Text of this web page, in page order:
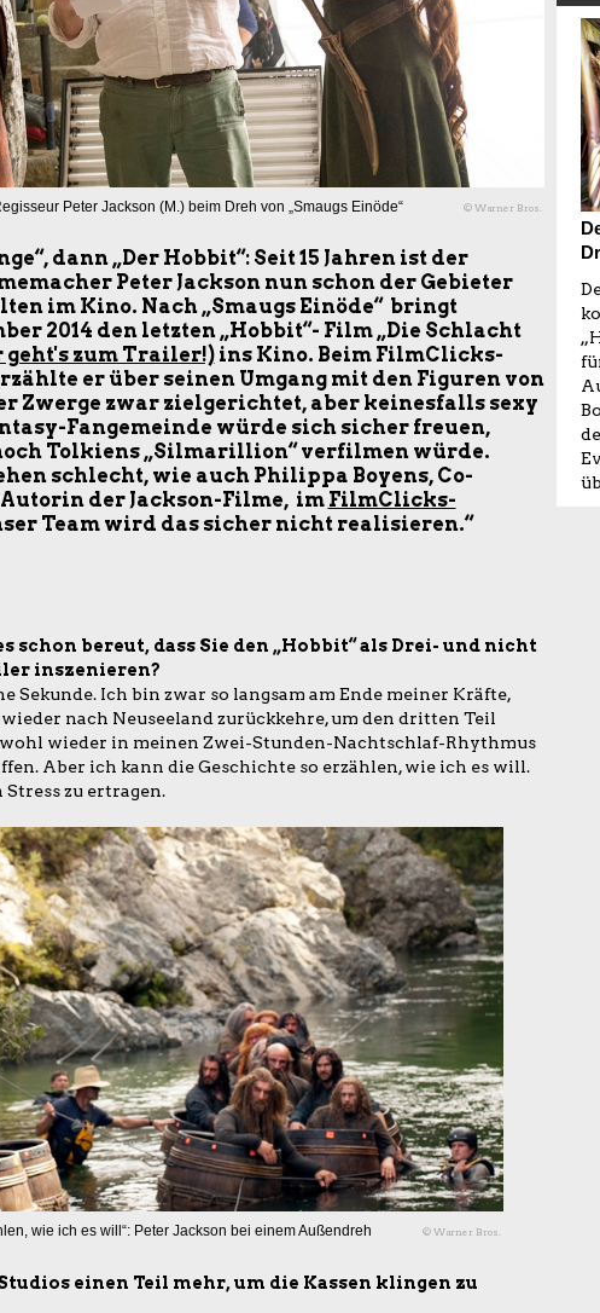
Peter Jackson (M.) beim Dreh von „Smaugs Einöde“ © Warner Bros.
dann „Der Hobbit“: Seit 15 Jahren ist der
Peter Jackson nun schon der Gebieter
im Kino. Nach „Smaugs Einöde“ bringt
2014 den letzten „Hobbit“- Film „Die Schlacht
geht's zum Trailer!)ins Kino. Beim FilmClicks-
er über seinen Umgang mit den Figuren von
Zwerge zwar zielgerichtet, aber keinesfalls sexy
Fangemeinde würde sich sicher freuen,
Tolkiens „Silmarillion“ verfilmen würde.
schlecht, wie auchPhilippa Boyens, Co-
der Jackson-Filme, im FilmClicks-
Team wird das sicher nicht realisieren.“
schon bereut, dass Sie den „Hobbit“ als Drei- und nicht
inszenieren?
Sekunde. Ich bin zwar so langsam am Ende meiner Kräfte,
nach Neuseeland zurückkehre, um den dritten Teil
wieder in meinen Zwei-Stunden-Nachtschlaf-Rhythmus
Aber ich kann die Geschichte so erzählen, wie ich es will.
zu ertragen.
wie ich es will“: Peter Jackson bei einem Außendreh © Warner Bros.
einen Teil mehr, um die Kassen klingen zu